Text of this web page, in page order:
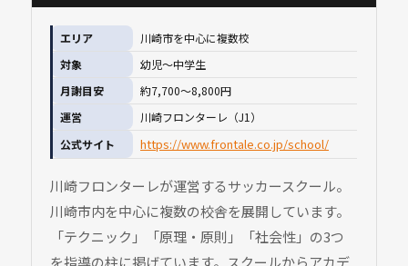
エリア
川崎市を中心に複数校
対象
幼児〜中学生
月謝目安
約7,700〜8,800円
運営
川崎フロンターレ（J1）
公式サイト
https://www.frontale.co.jp/school/
川崎フロンターレが運営するサッカースクール。
川崎市内を中心に複数の校舎を展開しています。
「テクニック」「原理・原則」「社会性」の3つ
を指導の柱に掲げています。スクールからアカデ